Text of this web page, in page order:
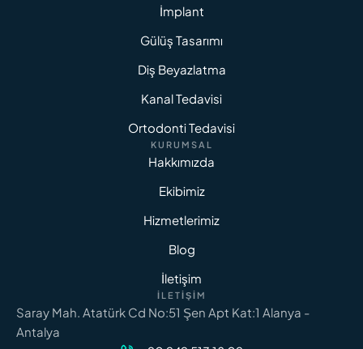
İmplant
Gülüş Tasarımı
Diş Beyazlatma
Kanal Tedavisi
Ortodonti Tedavisi
KURUMSAL
Hakkımızda
Ekibimiz
Hizmetlerimiz
Blog
İletişim
İLETIŞIM
Saray Mah. Atatürk Cd No:51 Şen Apt Kat:1 Alanya -
Antalya